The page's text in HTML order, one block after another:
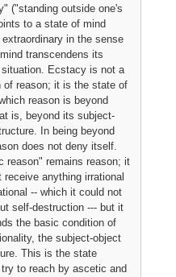
("standing outside one's
to a state of mind
in the sense
transcendens its
situation. Ecstacy is not a
of reason; it is the state of
reason is beyond
is, beyond its subject-
In being beyond
does not deny itself.
reason" remains reason; it
receive anything irrational
-- which it could not
self-destruction --- but it
the basic condition of
the subject-object
This is the state
to reach by ascetic and